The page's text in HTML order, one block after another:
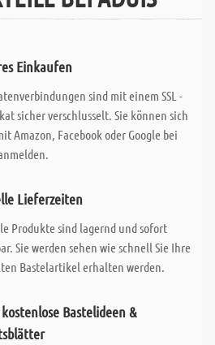
Einkaufen
sind mit einem SSL -
sicher verschlusselt. Sie können sich
Amazon, Facebook oder Google bei
Lieferzeiten
Produkte sind lagernd und sofort
Sie werden sehen wie schnell Sie Ihre
Bastelartikel erhalten werden.
Bastelideen &